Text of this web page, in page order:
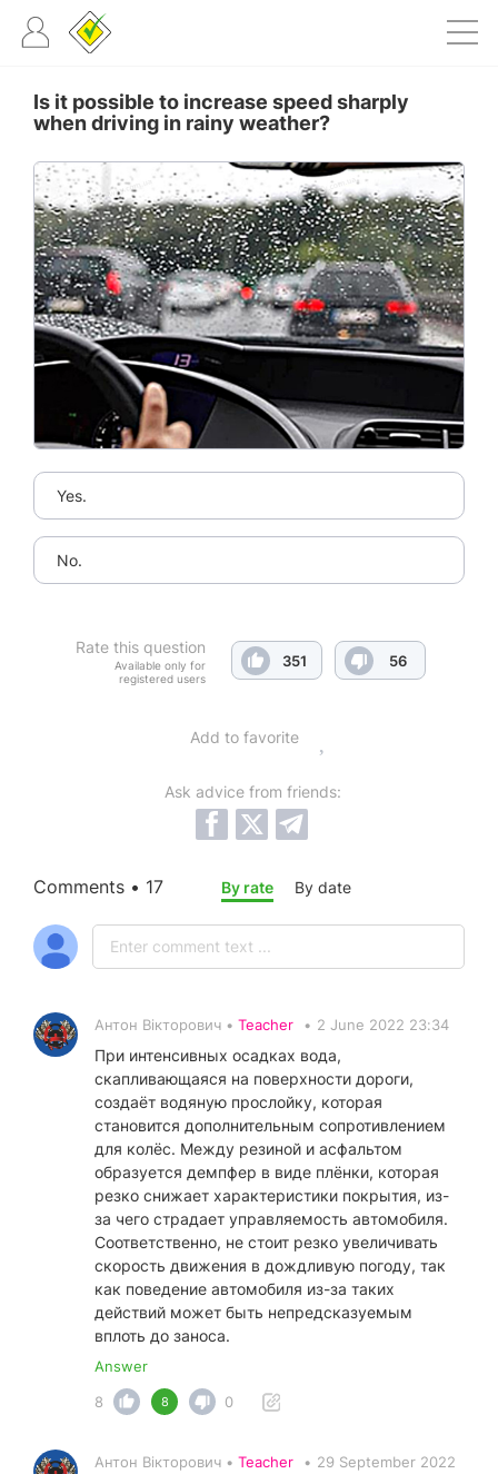
Is it possible to increase speed sharply
when driving in rainy weather?
Yes.
No.
Rate this question
Available only for
registered users
351 56
Add to favorite
Ask advice from friends:
Comments • 17 By rate By date
Антон Вікторович • Teacher • 2 June 2022 23:34
При интенсивных осадках вода,
скапливающаяся на поверхности дороги,
создаёт водяную прослойку, которая
становится дополнительным сопротивлением
для колёс. Между резиной и асфальтом
образуется демпфер в виде плёнки, которая
резко снижает характеристики покрытия, из-
за чего страдает управляемость автомобиля.
Соответственно, не стоит резко увеличивать
скорость движения в дождливую погоду, так
как поведение автомобиля из-за таких
действий может быть непредсказуемым
вплоть до заноса.
Answer
8
8 0
Антон Вікторович • Teacher • 29 September 2022